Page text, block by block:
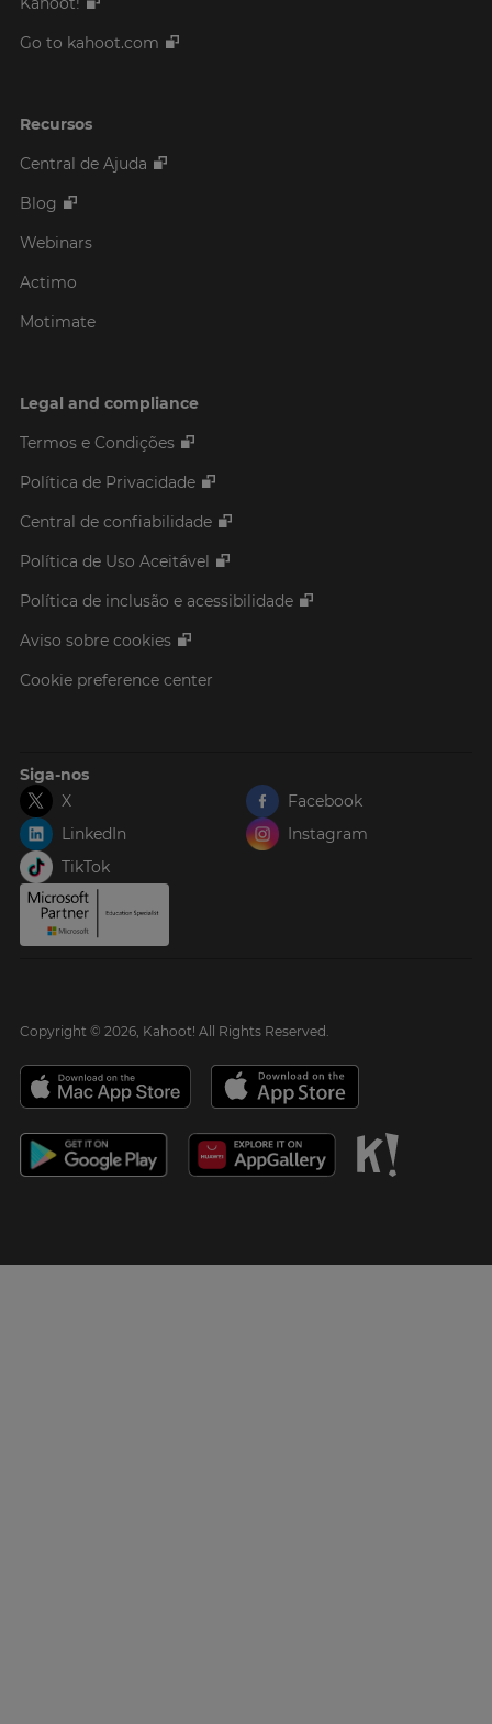
Go to kahoot.com
Recursos
Central de Ajuda
Blog
Webinars
Actimo
Motimate
Legal and compliance
Termos e Condições
Política de Privacidade
Central de confiabilidade
Política de Uso Aceitável
Política de inclusão e acessibilidade
Aviso sobre cookies
Cookie preference center
Siga-nos
X
Facebook
LinkedIn
Instagram
TikTok
Copyright © 2026, Kahoot! All Rights Reserved.